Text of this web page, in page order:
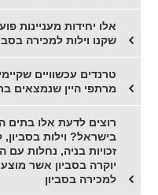
אלו יחידות מעניינות
שקנו וילות למכירה
טרנדים עכשוויים
מרתפי היין שנמצאים
רוצים לדעת אלו בתים
בישראל? וילות
זכויות בניה, נחלות עם
יוקרה בסביון אשר
למכירה בסביון